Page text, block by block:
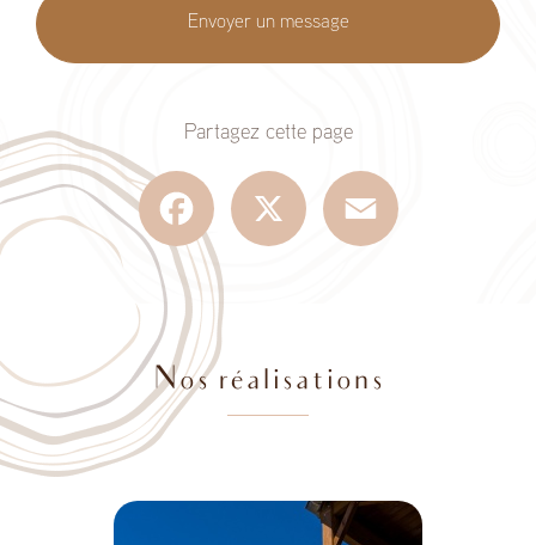
Envoyer un message
Partagez cette page
Facebook
Nos réalisations